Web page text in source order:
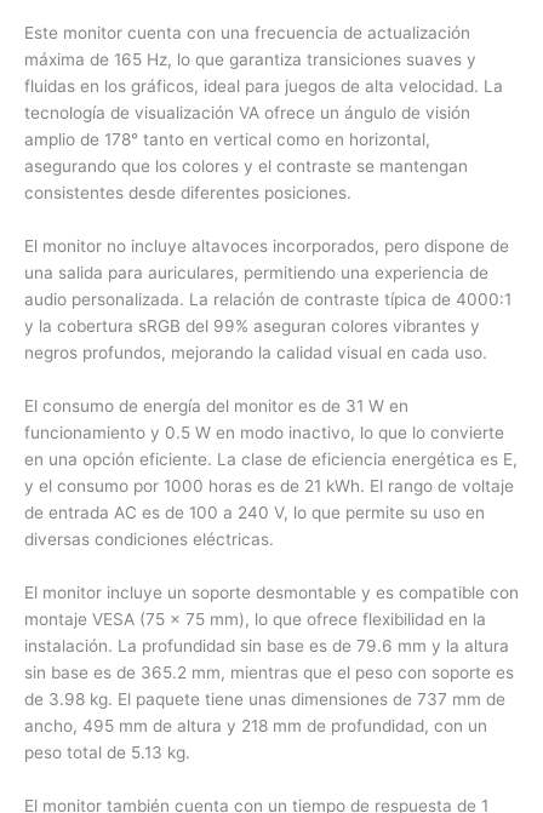
Este monitor cuenta con una frecuencia de actualización
máxima de 165 Hz, lo que garantiza transiciones suaves y
fluidas en los gráficos, ideal para juegos de alta velocidad. La
tecnología de visualización VA ofrece un ángulo de visión
amplio de 178° tanto en vertical como en horizontal,
asegurando que los colores y el contraste se mantengan
consistentes desde diferentes posiciones.
El monitor no incluye altavoces incorporados, pero dispone de
una salida para auriculares, permitiendo una experiencia de
audio personalizada. La relación de contraste típica de 4000:1
y la cobertura sRGB del 99% aseguran colores vibrantes y
negros profundos, mejorando la calidad visual en cada uso.
El consumo de energía del monitor es de 31 W en
funcionamiento y 0.5 W en modo inactivo, lo que lo convierte
en una opción eficiente. La clase de eficiencia energética es E,
y el consumo por 1000 horas es de 21 kWh. El rango de voltaje
de entrada AC es de 100 a 240 V, lo que permite su uso en
diversas condiciones eléctricas.
El monitor incluye un soporte desmontable y es compatible con
montaje VESA (75 x 75 mm), lo que ofrece flexibilidad en la
instalación. La profundidad sin base es de 79.6 mm y la altura
sin base es de 365.2 mm, mientras que el peso con soporte es
de 3.98 kg. El paquete tiene unas dimensiones de 737 mm de
ancho, 495 mm de altura y 218 mm de profundidad, con un
peso total de 5.13 kg.
El monitor también cuenta con un tiempo de respuesta de 1